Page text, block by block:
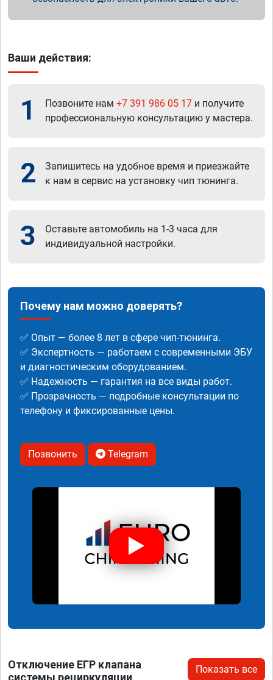
Ваши действия:
1 Позвоните нам +7 391 986 05 17 и получите
профессиональную консультацию у мастера.
2
Запишитесь на удобное время и приезжайте
к нам в сервис на установку чип тюнинга.
3
Оставьте автомобиль на 1-3 часа для
индивидуальной настройки.
Почему нам можно доверять?
✅ Опыт — более 8 лет в сфере чип-тюнинга.
✅ Экспертность — работаем с современными ЭБУ
и диагностическим оборудованием.
✅ Надежность — гарантия на все виды работ.
✅ Прозрачность — подробные консультации по
телефону и фиксированные цены.
Позвонить Telegram
Отключение ЕГР клапана
Показать все